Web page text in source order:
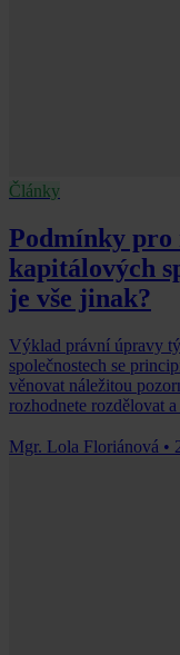
Články
Podmínky pro
kapitálových
je vše jinak?
Výklad právní úpravy
společnostech se
věnovat náležitou
rozhodnete rozdělovat
Mgr. Lola Floriánová •